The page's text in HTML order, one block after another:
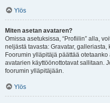
Ylös
Miten asetan avataren?
Omissa asetuksissa, “Profiilin” alla,
neljästä tavasta: Gravatar,
Foorumin ylläpitäjä päättää
avatarien käyttöönottotavat sallitaan.
foorumin ylläpitäjään.
Ylös